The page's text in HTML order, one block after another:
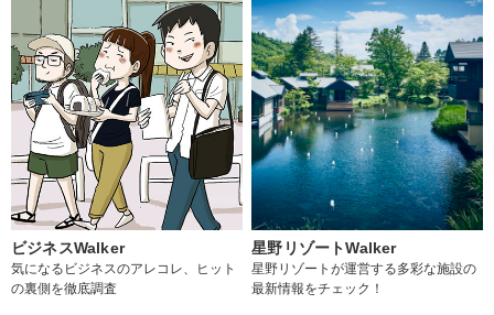
ビジネスWalker
気になるビジネスのアレコレ、ヒット
の裏側を徹底調査
星野リゾートWalker
星野リゾートが運営する多彩な施設の
最新情報をチェック！